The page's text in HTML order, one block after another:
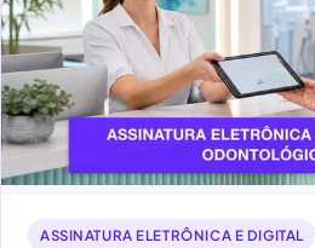
ASSINATURA ELETRÔNICA E DIGITAL